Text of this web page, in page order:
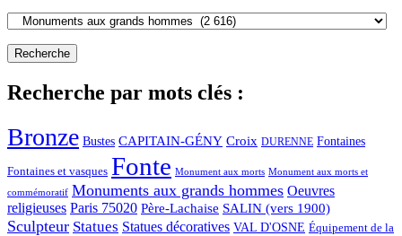
Recherche par mots clés :
Bronze Bustes CAPITAIN-GÉNY Croix DURENNE Fontaines
Fontaines et vasques Fonte Monument aux morts Monument aux morts et
commémoratif Monuments aux grands hommes Oeuvres
religieuses Paris 75020 Père-Lachaise SALIN (vers 1900)
Sculpteur Statues Statues décoratives VAL D'OSNE Équipement de la